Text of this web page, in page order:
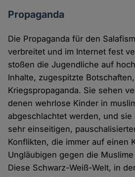
Propaganda
Die Propaganda für den
verbreitet und im Internet fest
stoßen die Jugendliche auf
Inhalte, zugespitzte
Kriegspropaganda. Sie sehen
denen wehrlose Kinder in
abgeschlachtet werden, und sie
sehr einseitigen,
Konflikten, die immer auf einen
Ungläubigen gegen die
Diese Schwarz-Weiß-Welt, in